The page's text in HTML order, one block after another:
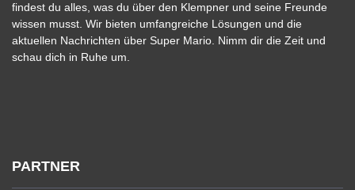
findest du alles, was du über den Klempner und seine Freunde
wissen musst. Wir bieten umfangreiche Lösungen und die
aktuellen Nachrichten über Super Mario. Nimm dir die Zeit und
schau dich in Ruhe um.
PARTNER